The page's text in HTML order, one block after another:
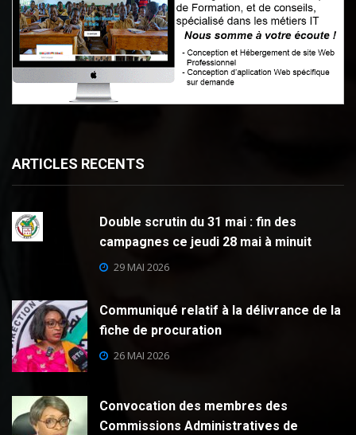
ARTICLES RECENTS
Double scrutin du 31 mai : fin des
campagnes ce jeudi 28 mai à minuit
29 MAI 2026
Communiqué relatif à la délivrance de la
fiche de procuration
26 MAI 2026
Convocation des membres des
Commissions Administratives de